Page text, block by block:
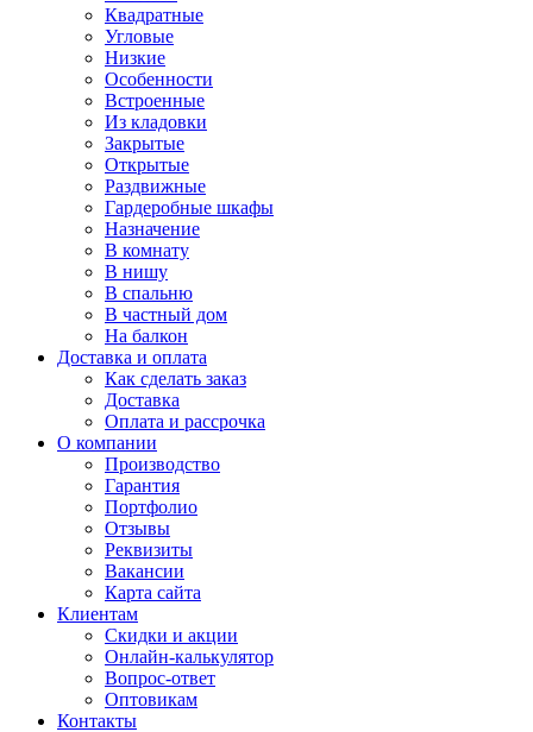
Квадратные
Угловые
Низкие
Особенности
Встроенные
Из кладовки
Закрытые
Открытые
Раздвижные
Гардеробные шкафы
Назначение
В комнату
В нишу
В спальню
В частный дом
На балкон
Доставка и оплата
Как сделать заказ
Доставка
Оплата и рассрочка
О компании
Производство
Гарантия
Портфолио
Отзывы
Реквизиты
Вакансии
Карта сайта
Клиентам
Скидки и акции
Онлайн-калькулятор
Вопрос-ответ
Оптовикам
Контакты